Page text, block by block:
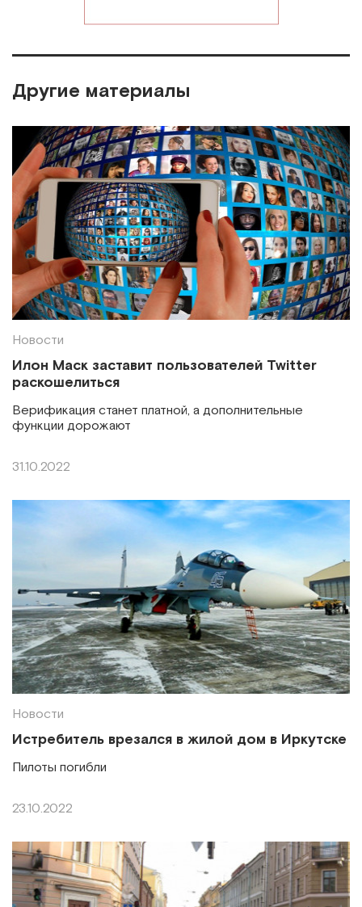
Другие материалы
Новости
Илон Маск заставит пользователей Twitter
раскошелиться
Верификация станет платной, а дополнительные
функции дорожают
31.10.2022
Новости
Истребитель врезался в жилой дом в Иркутске
Пилоты погибли
23.10.2022